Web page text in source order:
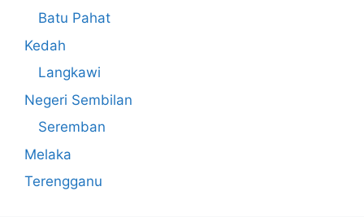
Batu Pahat
Kedah
Langkawi
Negeri Sembilan
Seremban
Melaka
Terengganu